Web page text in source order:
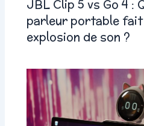
JBL Clip 5 vs Go 4 :
parleur portable fait
explosion de son ?